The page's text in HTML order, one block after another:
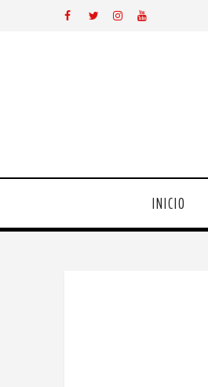
INICIO